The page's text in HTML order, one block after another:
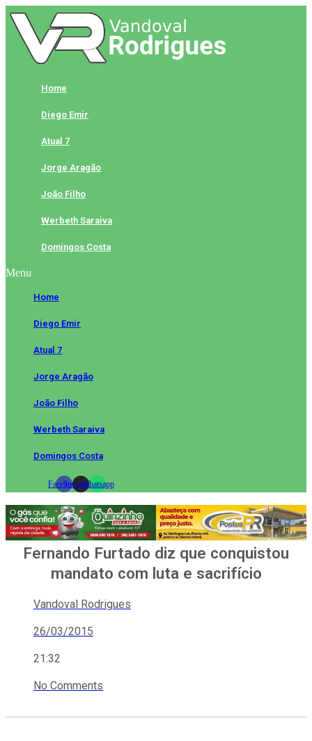
Skip
to
content
Home
Diego Emir
Atual 7
Jorge Aragão
João Filho
Werbeth Saraiva
Domingos Costa
Menu
Home
Diego Emir
Atual 7
Jorge Aragão
João Filho
Werbeth Saraiva
Domingos Costa
FacebookInstagramWhatsapp
Fernando Furtado diz que conquistou
mandato com luta e sacrifício
Vandoval Rodrigues
26/03/2015
21:32
No Comments